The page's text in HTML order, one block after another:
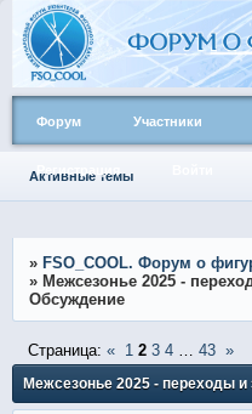
Форум Участники
Активные темы
» FSO_COOL. Форум о
» Межсезонье 2025 -
Обсуждение
Межсезонье 2025 - переходы
Страница: « 1 2 3 4 43 »